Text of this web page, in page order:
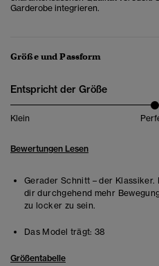
Garderobe integrieren.
Größe und Passform
Entspricht der Größe
Klein
Bewertungen Lesen
Gerader Schnitt – der
dir durchgehend mehr
zu locker zu sein.
Das Model trägt: 38
Größentabelle